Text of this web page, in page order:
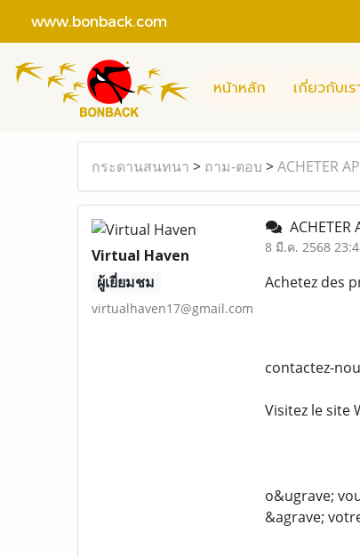
www.bonback.com
หน้าหลัก เกี่ยวกับเร
กระดานสนทนา > ถาม-ตอบ >ACHETER
Virtual Haven
ผู้เยี่ยมชม
virtualhaven17@gmail.com
ACHETER
8 มี.ค. 2568
Achetez des
contactez-
Visitez le site
o&ugrave;
&agrave;